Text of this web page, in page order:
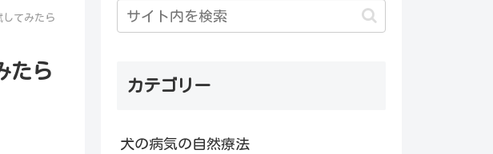
してみたら
たら
カテゴリー
犬の病気の自然療法